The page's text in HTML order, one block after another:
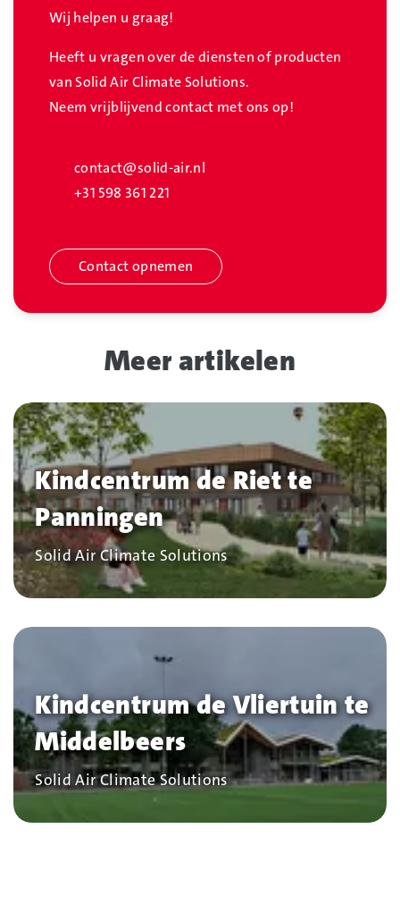
Wij helpen u graag!
Heeft u vragen over de diensten of producten
van Solid Air Climate Solutions.
Neem vrijblijvend contact met ons op!
contact@solid-air.nl
+31 598 361 221
Contact opnemen
Meer artikelen
Kindcentrum de Riet te
Panningen
Bedrijf
Solid Air Climate Solutions
Kindcentrum de Vliertuin te
Middelbeers
Bedrijf
Solid Air Climate Solutions